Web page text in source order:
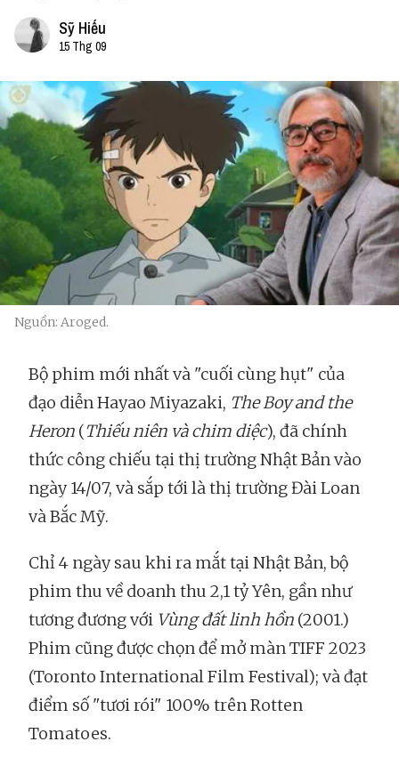
Sỹ Hiếu
15 Thg 09
Nguồn: Aroged.
Bộ phim mới nhất và "cuối cùng hụt" của
đạo diễn Hayao Miyazaki, The Boy and the
Heron (Thiếu niên và chim diệc), đã chính
thức công chiếu tại thị trường Nhật Bản vào
ngày 14/07, và sắp tới là thị trường Đài Loan
và Bắc Mỹ.
Chỉ 4 ngày sau khi ra mắt tại Nhật Bản, bộ
phim thu về doanh thu 2,1 tỷ Yên, gần như
tương đương với Vùng đất linh hồn (2001.)
Phim cũng được chọn để mở màn TIFF 2023
(Toronto International Film Festival); và đạt
điểm số "tươi rói" 100% trên Rotten
Tomatoes.